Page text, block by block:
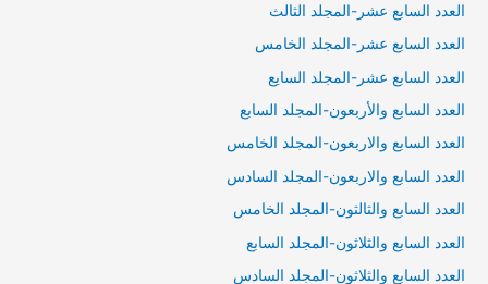
العدد السابع عشر-المجلد الثالث
العدد السابع عشر-المجلد الخامس
العدد السابع عشر-المجلد السايع
العدد السابع والأربعون-المجلد السابع
العدد السابع والاربعون-المجلد الخامس
العدد السابع والاربعون-المجلد السادس
العدد السابع والثالثون-المجلد الخامس
العدد السابع والثلاثون-المجلد السابع
العدد السابع والثلاثون-المجلد السادس